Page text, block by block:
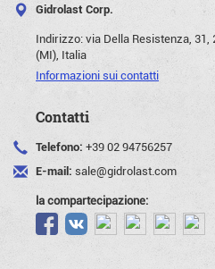
Gidrolast Corp.
Indirizzo:via Della Resistenza,
(MI), Italia
Informazioni sui contatti
Contatti
Telefono: +39 02 94756257
E-mail: sale@gidrolast.com
la compartecipazione: